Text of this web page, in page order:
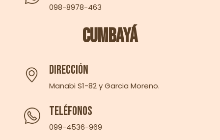
098-8978-463‬
Cumbayá
Dirección
Manabi S1-82 y Garcia Moreno.
Teléfonos
099-4536-969